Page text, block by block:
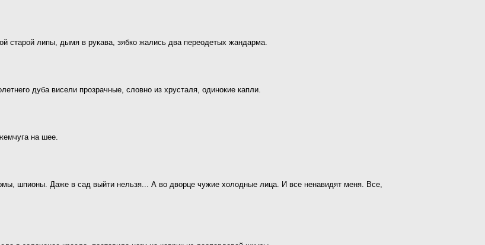
старой липы, дымя в рукава, зябко жались два переодетых жандарма.
дуба висели прозрачные, словно из хрусталя, одинокие капли.
на шее.
шпионы. Даже в сад выйти нельзя... А во дворце чужие холодные лица. И все ненавидят меня. Все,